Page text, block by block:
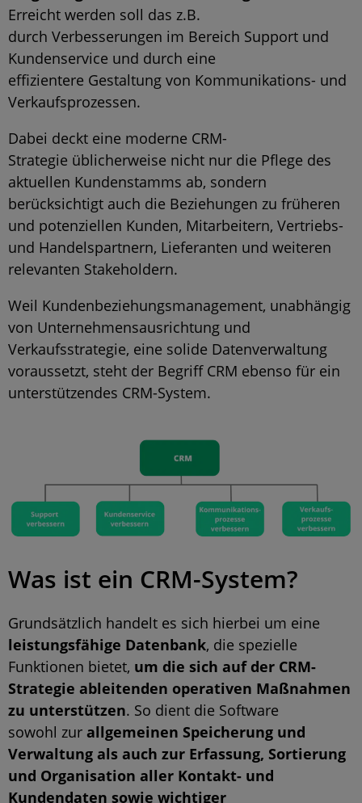
Erreicht werden soll das z.B.
durch Verbesserungen im Bereich Support und
Kundenservice und durch eine
effizientere Gestaltung von Kommunikations- und
Verkaufsprozessen.
Dabei deckt eine moderne CRM-
Strategie üblicherweise nicht nur die Pflege des
aktuellen Kundenstamms ab, sondern
berücksichtigt auch die Beziehungen zu früheren
und potenziellen Kunden, Mitarbeitern, Vertriebs-
und Handelspartnern, Lieferanten und weiteren
relevanten Stakeholdern.
Weil Kundenbeziehungsmanagement, unabhängig
von Unternehmensausrichtung und
Verkaufsstrategie, eine solide Datenverwaltung
voraussetzt, steht der Begriff CRM ebenso für ein
unterstützendes CRM-System.
Was ist ein CRM-System?
Grundsätzlich handelt es sich hierbei um eine
leistungsfähige Datenbank, die spezielle
Funktionen bietet, um die sich auf der CRM-
Strategie ableitenden operativen Maßnahmen
zu unterstützen. So dient die Software
sowohl zur allgemeinen Speicherung und
Verwaltung als auch zur Erfassung, Sortierung
und Organisation aller Kontakt- und
Kundendaten sowie wichtiger